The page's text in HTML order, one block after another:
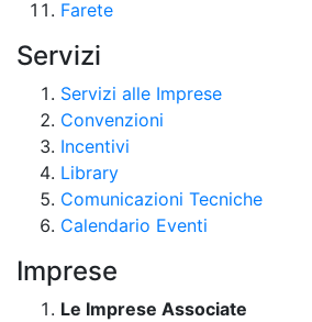
Farete
Servizi
Servizi alle Imprese
Convenzioni
Incentivi
Library
Comunicazioni Tecniche
Calendario Eventi
Imprese
Le Imprese Associate